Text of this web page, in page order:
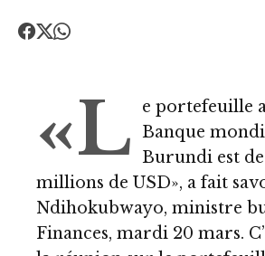
«L
e portefeuille
Banque
Burundi est
millions de USD», a fait
Ndihokubwayo, ministre
Finances, mardi 20 mars.